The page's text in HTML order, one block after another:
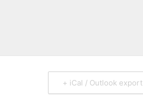
+ iCal / Outlook export